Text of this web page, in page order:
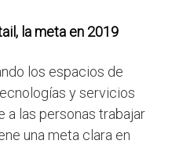
la meta en 2019
los espacios de
y servicios
a las personas trabajar
una meta clara en